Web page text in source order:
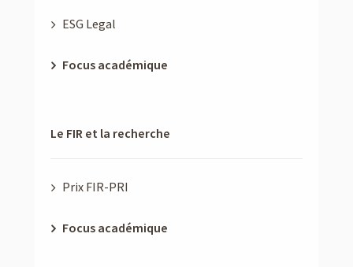
ESG Legal
Focus académique
Le FIR et la recherche
Prix FIR-PRI
Focus académique